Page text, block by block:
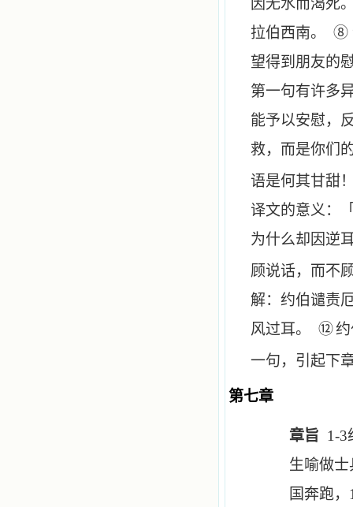
因无水而渴死
拉伯西南。 ⑧
望得到朋友的
第一句有许多
能予以安慰，
救，而是你们
语是何其甘甜
译文的意义：
为什么却因逆
顾说话，而不
解：约伯谴责
风过耳。 ⑫
一句，引起下
第七章
章旨 1-3
生喻做
国奔跑，